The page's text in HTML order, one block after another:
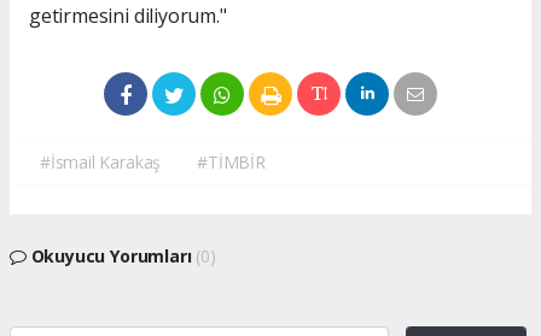
getirmesini diliyorum."
#İsmail Karakaş #TİMBİR
Okuyucu Yorumları (0)